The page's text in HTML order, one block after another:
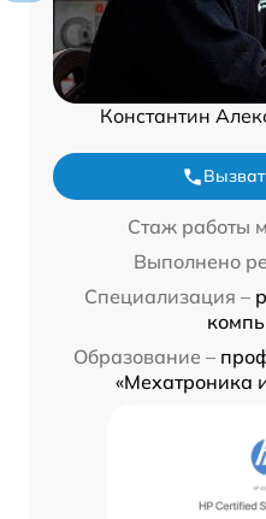
Константин
Стаж работы
Выполнено
Специализация –
Образование –
«Мехатроника